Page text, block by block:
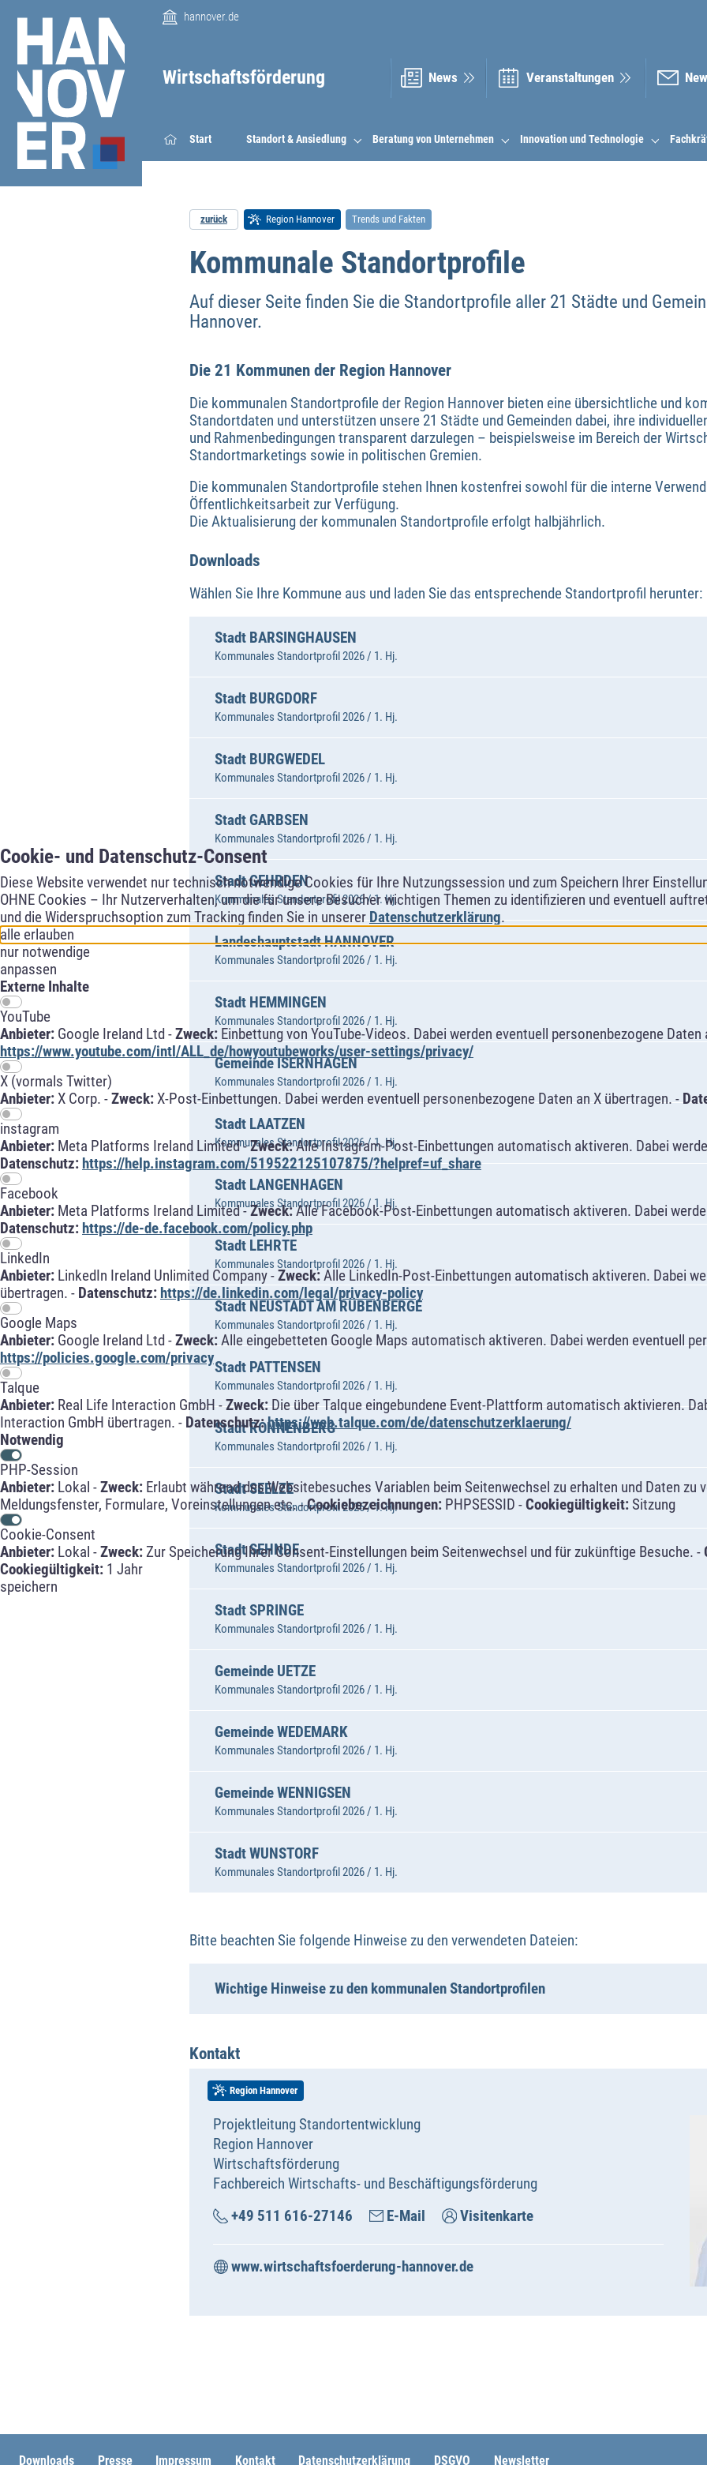
Cookie- und Datenschutz-Consent
Diese Website verwendet nur technisch notwendige Cookies für Ihre Nutzungssession und zum Speichern Ihrer
OHNE Cookies – Ihr Nutzerverhalten, um die für unsere Besucher wichtigen Themen zu identifizieren und eventuell
und die Widerspruchsoption zum Tracking finden Sie in unsererDatenschutzerklärung.
alle erlauben
nur notwendige
anpassen
Externe Inhalte
YouTube
Anbieter: Google Ireland Ltd -Zweck: Einbettung von YouTube-Videos. Dabei werden eventuell personenbezogene
https://www.youtube.com/intl/ALL_de/howyoutubeworks/user-settings/privacy/
X (vormals Twitter)
Anbieter:X Corp. -Zweck:X-Post-Einbettungen. Dabei werden eventuell personenbezogene Daten an X übertragen. -
instagram
Anbieter: Meta Platforms Ireland Limited -Zweck:Alle Instagram-Post-Einbettungen automatisch aktiveren. Dabei
Datenschutz: https://help.instagram.com/519522125107875/?helpref=uf_share
Facebook
Anbieter: Meta Platforms Ireland Limited -Zweck:Alle Facebook-Post-Einbettungen automatisch aktiveren. Dabei
Datenschutz: https://de-de.facebook.com/policy.php
LinkedIn
Anbieter: LinkedIn Ireland Unlimited Company -Zweck:Alle LinkedIn-Post-Einbettungen automatisch aktiveren. Dabei
übertragen. - Datenschutz: https://de.linkedin.com/legal/privacy-policy
Google Maps
Anbieter: Google Ireland Ltd -Zweck:Alle eingebetteten Google Maps automatisch aktiveren. Dabei werden eventuell
https://policies.google.com/privacy
Talque
Anbieter: Real Life Interaction GmbH -Zweck:Die über Talque eingebundene Event-Plattform automatisch aktivieren.
Interaction GmbH übertragen. - Datenschutz:https://web.talque.com/de/datenschutzerklaerung/
Notwendig
PHP-Session
Anbieter: Lokal -Zweck: Erlaubt während des Websitebesuches Variablen beim Seitenwechsel zu erhalten und Daten
Meldungsfenster, Formulare, Voreinstellungen etc. -Cookiebezeichnungen: PHPSESSID -Cookiegültigkeit:Sitzung
Cookie-Consent
Anbieter: Lokal -Zweck:Zur Speicherung Ihrer Consent-Einstellungen beim Seitenwechsel und für zukünftige Besuche. -
Cookiegültigkeit: 1 Jahr
speichern
Wirtschaftsförderung
Start Standort & Ansiedlung Beratung von Unternehmen Innovation und Technologie
hannover.de
News Veranstal­tungen
zurück Region Hannover Trends und Fakten
Kommunale Standortprofile
Auf dieser Seite finden Sie die Standortprofile aller 21 Städte und
Hannover.
Die 21 Kommunen der Region Hannover
Die kommunalen Standortprofile der Region Hannover bieten eine übersichtliche und
Standortdaten und unterstützen unsere 21 Städte und Gemeinden dabei, ihre
und Rahmenbedingungen transparent darzulegen – beispielsweise im Bereich der
Standortmarketings sowie in politischen Gremien.
Die kommunalen Standortprofile stehen Ihnen kostenfrei sowohl für die interne
Öffentlichkeitsarbeit zur Verfügung.
Die Aktualisierung der kommunalen Standortprofile erfolgt halbjährlich.
Downloads
Wählen Sie Ihre Kommune aus und laden Sie das entsprechende Standortprofil herunter:
Stadt BARSINGHAUSEN
Kommunales Standortprofil 2026 / 1. Hj.
Stadt BURGDORF
Kommunales Standortprofil 2026 / 1. Hj.
Stadt BURGWEDEL
Kommunales Standortprofil 2026 / 1. Hj.
Stadt GARBSEN
Kommunales Standortprofil 2026 / 1. Hj.
Stadt GEHRDEN
Kommunales Standortprofil 2026 / 1. Hj.
Landeshauptstadt HANNOVER
Kommunales Standortprofil 2026 / 1. Hj.
Stadt HEMMINGEN
Kommunales Standortprofil 2026 / 1. Hj.
Gemeinde ISERNHAGEN
Kommunales Standortprofil 2026 / 1. Hj.
Stadt LAATZEN
Kommunales Standortprofil 2026 / 1. Hj.
Stadt LANGENHAGEN
Kommunales Standortprofil 2026 / 1. Hj.
Stadt LEHRTE
Kommunales Standortprofil 2026 / 1. Hj.
Stadt NEUSTADT AM RÜBENBERGE
Kommunales Standortprofil 2026 / 1. Hj.
Stadt PATTENSEN
Kommunales Standortprofil 2026 / 1. Hj.
Stadt RONNENBERG
Kommunales Standortprofil 2026 / 1. Hj.
Stadt SEELZE
Kommunales Standortprofil 2026 / 1. Hj.
Stadt SEHNDE
Kommunales Standortprofil 2026 / 1. Hj.
Stadt SPRINGE
Kommunales Standortprofil 2026 / 1. Hj.
Gemeinde UETZE
Kommunales Standortprofil 2026 / 1. Hj.
Gemeinde WEDEMARK
Kommunales Standortprofil 2026 / 1. Hj.
Gemeinde WENNIGSEN
Kommunales Standortprofil 2026 / 1. Hj.
Stadt WUNSTORF
Kommunales Standortprofil 2026 / 1. Hj.
Bitte beachten Sie folgende Hinweise zu den verwendeten Dateien:
Wichtige Hinweise zu den kommunalen Standortprofilen
Kontakt
Region Hannover
Projektleitung Standortentwicklung
Region Hannover
Wirtschaftsförderung
Fachbereich Wirtschafts- und Beschäftigungsförderung
+49 511 616-27146
E-Mail Visitenkarte
www.wirtschaftsfoerderung-hannover.de
Downloads Presse Impressum Kontakt Datenschutzerklärung DSGVO Newsletter